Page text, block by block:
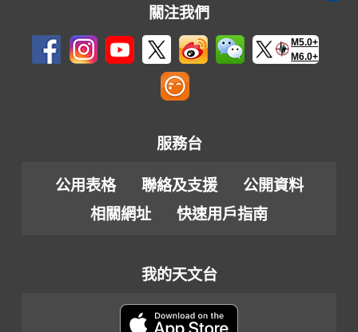
關注我們
M5.0+
M6.0+
服務台
公用表格 聯絡及支援
公開資料
相關網址
快速用戶指南
我的天文台